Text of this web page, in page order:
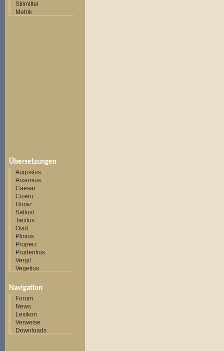
Stilmittel
Metrik
Übersetzungen
Augustus
Ausonius
Caesar
Cicero
Horaz
Sallust
Tacitus
Ovid
Plinius
Properz
Prudentius
Vergil
Vegetius
Navigation
Forum
News
Lexikon
Verweise
Downloads